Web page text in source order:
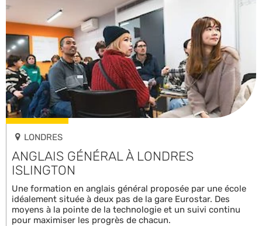
LONDRES
ANGLAIS GÉNÉRAL À LONDRES
ISLINGTON
Une formation en anglais général proposée par une école
idéalement située à deux pas de la gare Eurostar. Des
moyens à la pointe de la technologie et un suivi continu
pour maximiser les progrès de chacun.